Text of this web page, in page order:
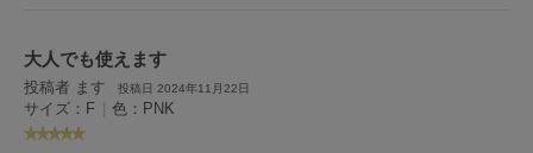
le coq sportif
ルコックスポルティフ
LeSportsac
レスポートサック
大人でも使えます
投稿者 ます 投稿日 2024年11月22日
サイズ：F 色：PNK